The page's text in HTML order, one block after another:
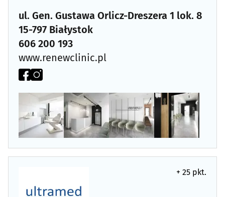
Choroby zakaźne(5)
Dermatologia (25)
Diabetologia
Diagnostyka obrazowa
Dietetyka, zdrowa żywność(26)
Endokrynologia(16)
ul. Gen. Gustawa Orlicz-Dreszera 1 lok. 8
15-797 Białystok
606 200 193
www.renewclinic.pl
+ 25 pkt.